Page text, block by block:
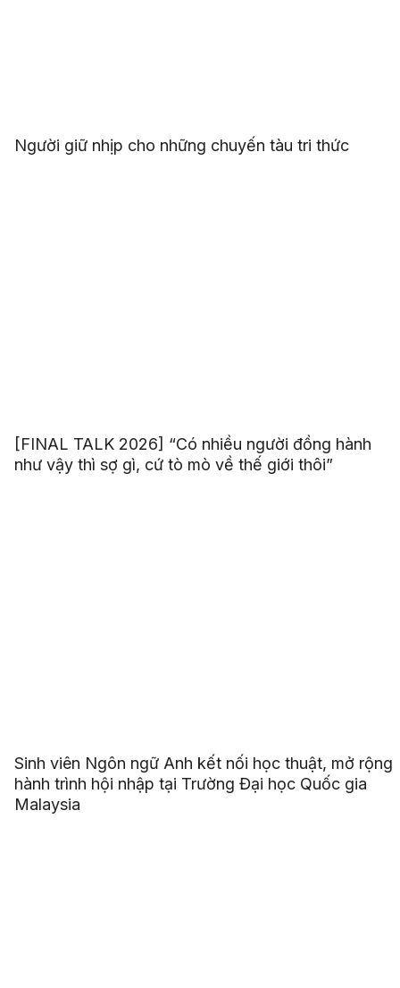
Người giữ nhịp cho những chuyến tàu tri thức
[FINAL TALK 2026] “Có nhiều người đồng hành
như vậy thì sợ gì, cứ tò mò về thế giới thôi”
Sinh viên Ngôn ngữ Anh kết nối học thuật, mở rộng
hành trình hội nhập tại Trường Đại học Quốc gia
Malaysia